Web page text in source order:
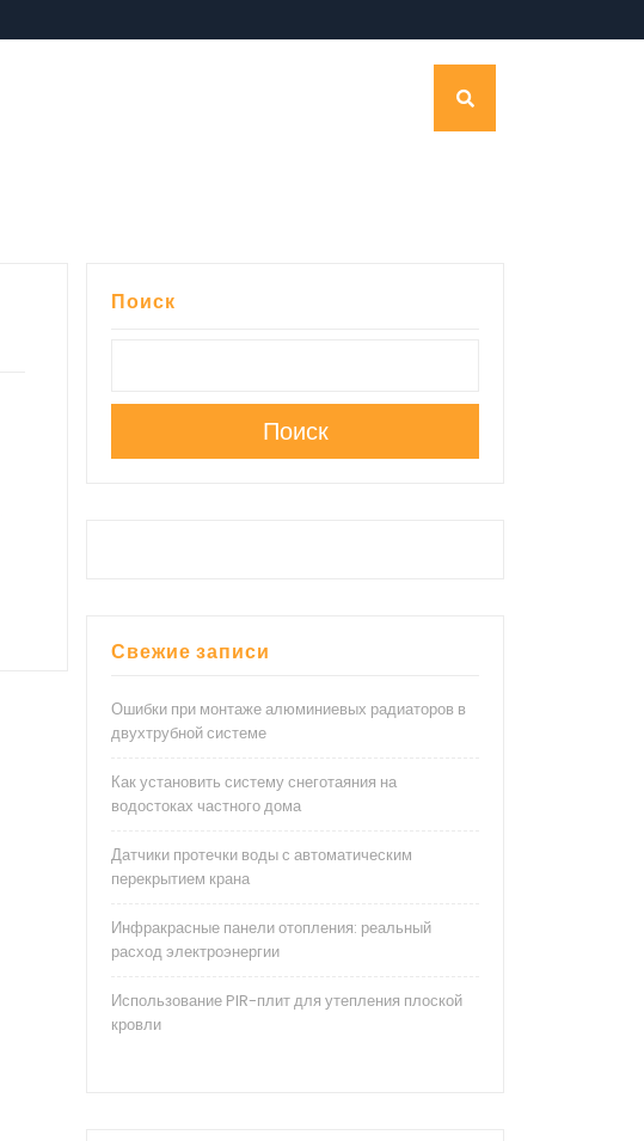
Поиск
Поиск
Свежие записи
Ошибки при монтаже алюминиевых радиаторов в
двухтрубной системе
Как установить систему снеготаяния на
водостоках частного дома
Датчики протечки воды с автоматическим
перекрытием крана
Инфракрасные панели отопления: реальный
расход электроэнергии
Использование PIR-плит для утепления плоской
кровли